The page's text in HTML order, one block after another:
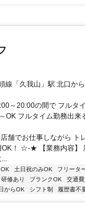
線「久我山」駅 北口か
～20:00の間で フルタ
OK フルタイム勤務出来
でお仕事しながら ト
！ ☆-★ 【業務内容】
...
土日祝のみOK フリータ
研修あり ブランクOK 交通
からOK シフト制 履歴書不